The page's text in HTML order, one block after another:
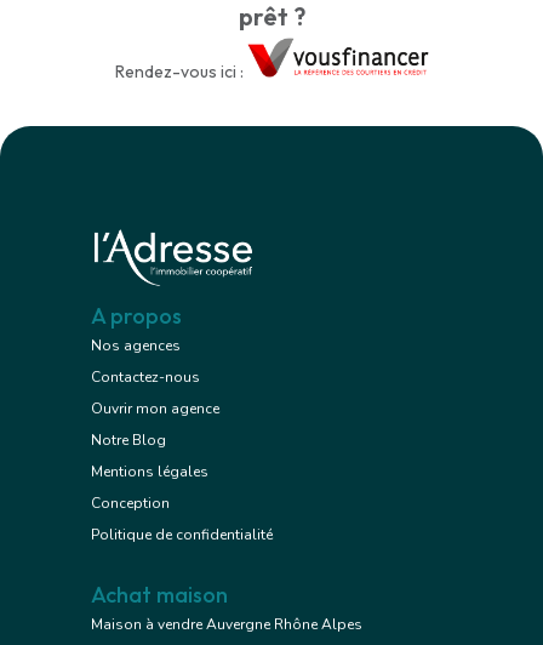
prêt ?
Rendez-vous ici :
A propos
Nos agences
Contactez-nous
Ouvrir mon agence
Notre Blog
Mentions légales
Conception
Politique de confidentialité
Achat maison
Maison à vendre Auvergne Rhône Alpes